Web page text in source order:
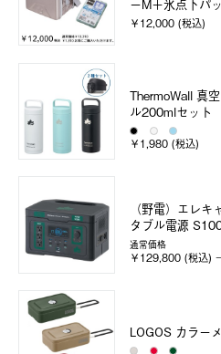
ーM＋氷点下パ
￥12,000 (税込)
ThermoWall 真
ル200mlセット
￥1,980 (税込)
（野電）エレ
タブル電源
通常価格
￥129,800 (税込)
LOGOS カラー